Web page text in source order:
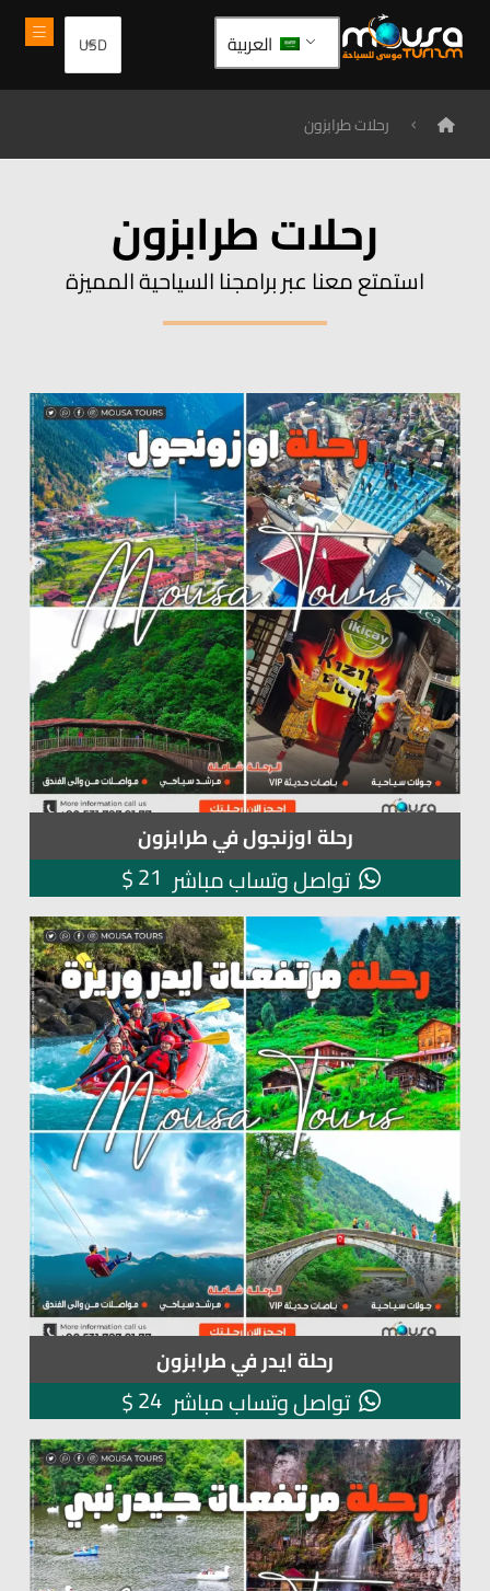
العربية
رحلات طرابزون
رحلات طرابزون
استمتع معنا عبر برامجنا السياحية المميزة
رحلة اوزنجول في طرابزون
تواصل وتساب مباشر $21
رحلة ايدر في طرابزون
تواصل وتساب مباشر $24